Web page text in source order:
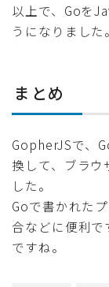
以上で、Goを
うになりました。
まとめ
GopherJSで、
換して、ブラウ
した。
Goで書かれた
合などに便利で
ですね。